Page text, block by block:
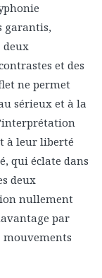
garantis,
deux
et des
ne permet
sérieux et à la
à leur liberté
qui éclate dans
deux
nullement
par
mouvements